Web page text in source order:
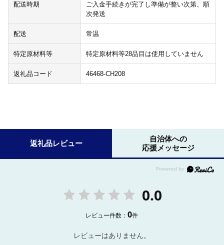
配送時期
ご入金手続きが完了し準備が整い次第、順
次発送
配送 常温
特定原材料等 特定原材料等28品目は使用していません
返礼品コード 46468-CH208
返礼品レビュー
自治体への
応援メッセージ
0.0
レビュー件数：0件
レビューはありません。